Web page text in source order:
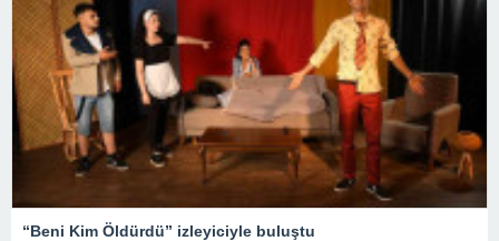
“Beni Kim Öldürdü” izleyiciyle buluştu